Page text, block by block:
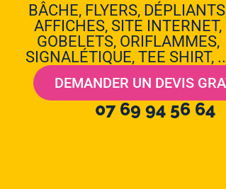
BÂCHE, FLYERS,
AFFICHES, SITE INTERNET,
GOBELETS, ORIFLAMMES,
SIGNALÉTIQUE, TEE SHIRT,
DEMANDER UN DEVIS
07 69 94 56 64